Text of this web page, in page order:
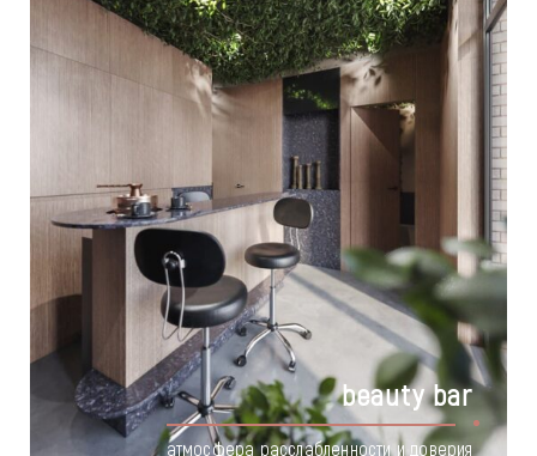
beauty bar
атмосфера расслабленности и доверия